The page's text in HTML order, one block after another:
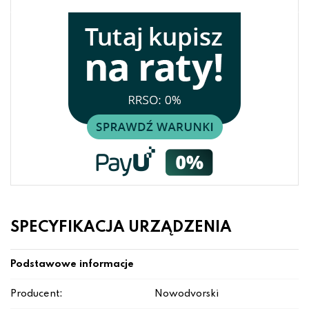
SPECYFIKACJA URZĄDZENIA
Podstawowe informacje
Producent: Nowodvorski